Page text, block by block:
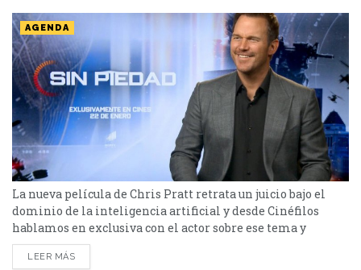
AGENDA
La nueva película de Chris Pratt retrata un juicio bajo el
dominio de la inteligencia artificial y desde Cinéfilos
hablamos en exclusiva con el actor sobre ese tema y
muchos más Llega a los cines Sin Piedad, un thriller de
ciencia ficción protagonizado por Chris Pratt en el cual el
LEER MÁS